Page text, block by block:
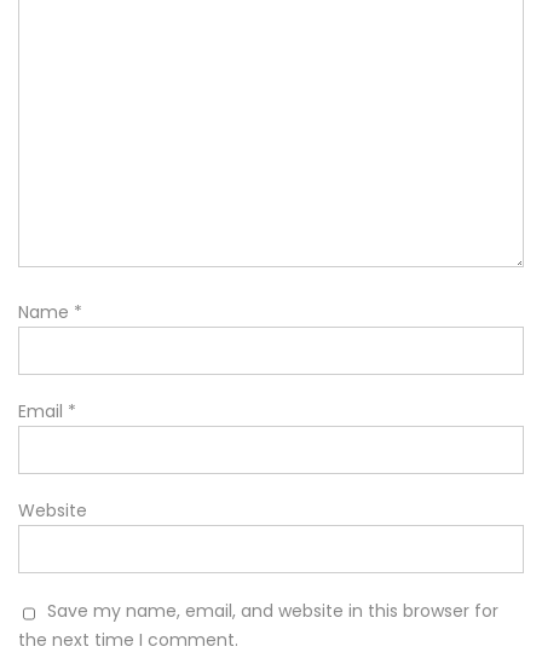
Name *
Email *
Website
Save my name, email, and website in this browser for
the next time I comment.